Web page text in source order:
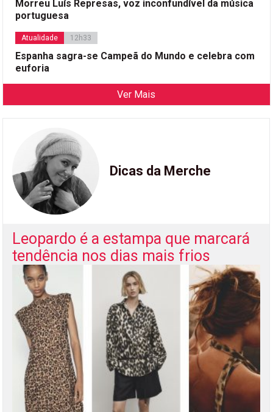
Morreu Luís Represas, voz inconfundível da música
portuguesa
Atualidade 12h33
Espanha sagra-se Campeã do Mundo e celebra com
euforia
Ver Mais
Dicas da Merche
Leopardo é a estampa que marcará
tendência nos dias mais frios